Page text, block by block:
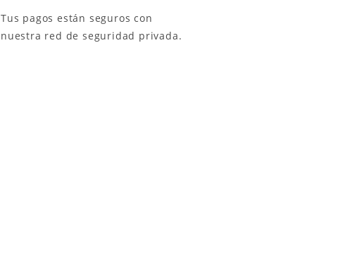
Tus pagos están seguros con
nuestra red de seguridad privada.